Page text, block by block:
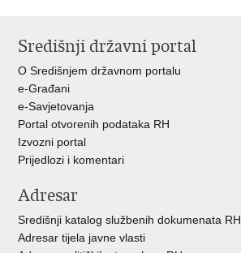
FacebookuTwitteru
Središnji državni portal
O Središnjem državnom portalu
e-Građani
e-Savjetovanja
Portal otvorenih podataka RH
Izvozni portal
Prijedlozi i komentari
Adresar
Središnji katalog službenih dokumenata RH
Adresar tijela javne vlasti